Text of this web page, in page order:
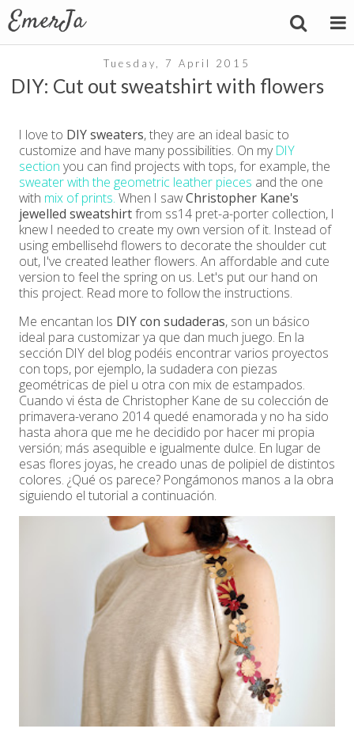
Tuesday, 7 April 2015
DIY: Cut out sweatshirt with flowers
I love to DIY sweaters, they are an ideal basic to
customize and have many possibilities. On my DIY
section you can find projects with tops, for example, the
sweater with the geometric leather pieces and the one
with mix of prints. When I sawChristopher Kane's
jewelled sweatshirtfrom ss14 pret-a-porter collection, I
knew I needed to create my own version of it. Instead of
using embellisehd flowers to decorate the shoulder cut
out, I've created leather flowers. An affordable and cute
version to feel the spring on us. Let's put our hand on
this project. Read more to follow the instructions.
Me encantan los DIY con sudaderas, son un básico
ideal para customizar ya que dan much juego. En la
sección DIY del blog podéis encontrar varios proyectos
con tops, por ejemplo, la sudadera con piezas
geométricas de piel u otra con mix de estampados.
Cuando vi ésta de Christopher Kane de su colección de
primavera-verano 2014 quedé enamorada y no ha sido
hasta ahora que me he decidido por hacer mi propia
versión; más asequible e igualmente dulce. En lugar de
esas flores joyas, he creado unas de polipiel de distintos
colores. ¿Qué os parece? Pongámonos manos a la obra
siguiendo el tutorial a continuación.